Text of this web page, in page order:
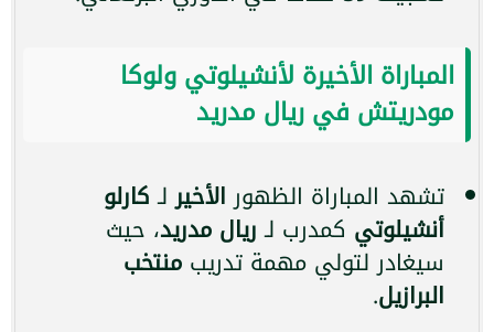
المباراة الأخيرة لأنشيلوتي ولوكا
مودريتش في ريال مدريد
تشهد المباراة الظهور الأخيرلـكارلو
أنشيلوتي كمدرب لـريال مدريد، حيث
سيغادر لتولي مهمة تدريب منتخب
البرازيل.